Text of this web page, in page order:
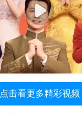
点击看更多精彩视频